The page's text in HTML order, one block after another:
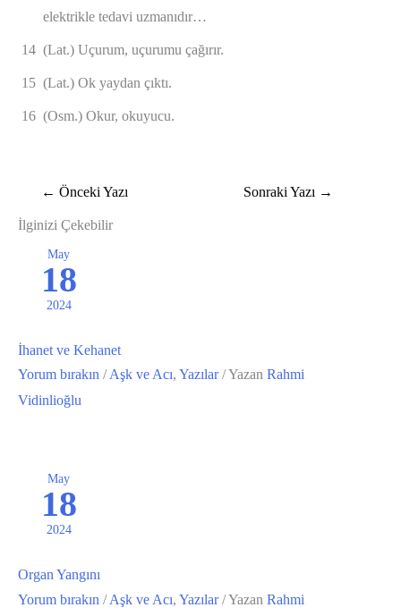
elektrikle tedavi uzmanıdır…
14 (Lat.) Uçurum, uçurumu çağırır.
15 (Lat.) Ok yaydan çıktı.
16 (Osm.) Okur, okuyucu.
← Önceki Yazı Sonraki Yazı →
İlginizi Çekebilir
May
18
2024
İhanet ve Kehanet
Yorum bırakın /Aşk ve Acı, Yazılar/ Yazan Rahmi
Vidinlioğlu
May
18
2024
Organ Yangını
Yorum bırakın /Aşk ve Acı, Yazılar/ Yazan Rahmi